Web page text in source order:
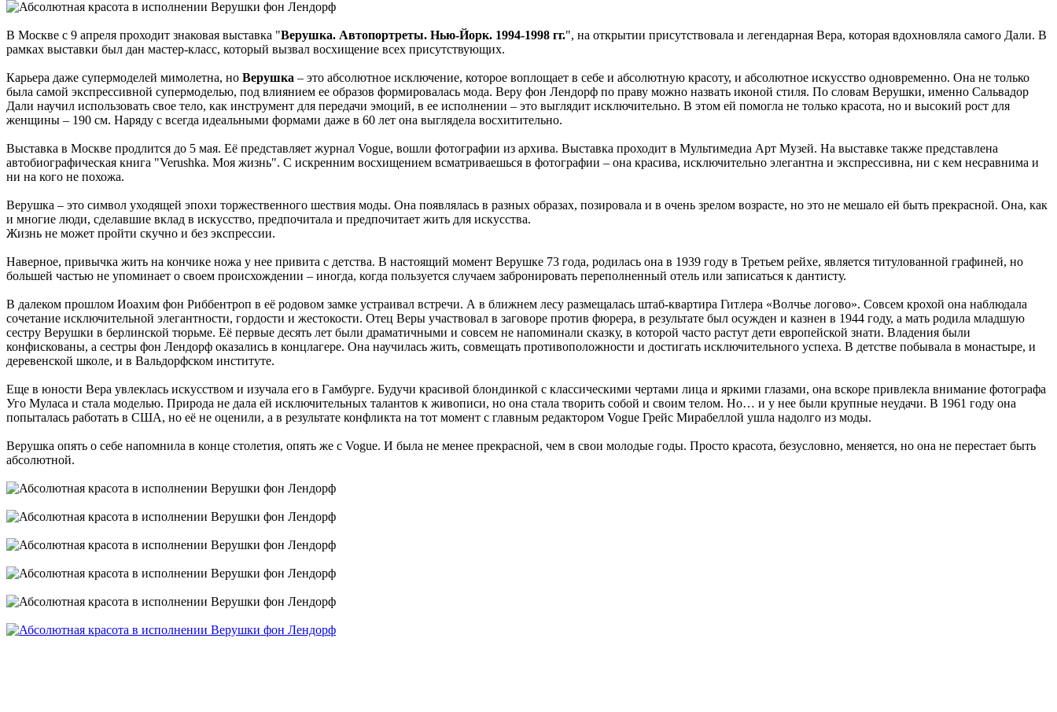
В Москве с 9 апреля проходит знаковая выставка "Верушка. Автопортреты. Нью-Йорк. 1994-1998 гг.", на открытии присутствовала и легендарная Вера, которая вдохновляла самого Дали. В
рамках выставки был дан мастер-класс, который вызвал восхищение всех присутствующих.
Карьера даже супермоделей мимолетна, но Верушка – это абсолютное исключение, которое воплощает в себе и абсолютную красоту, и абсолютное искусство одновременно. Она не только
была самой экспрессивной супермоделью, под влиянием ее образов формировалась мода. Веру фон Лендорф по праву можно назвать иконой стиля. По словам Верушки, именно Сальвадор
Дали научил использовать свое тело, как инструмент для передачи эмоций, в ее исполнении – это выглядит исключительно. В этом ей помогла не только красота, но и высокий рост для
женщины – 190 см. Наряду c всегда идеальными формами даже в 60 лет она выглядела восхитительно.
Выставка в Москве продлится до 5 мая. Её представляет журнал Vogue, вошли фотографии из архива. Выставка проходит в Мультимедиа Арт Музей. На выставке также представлена
автобиографическая книга "Verushka. Моя жизнь". С искренним восхищением всматриваешься в фотографии – она красива, исключительно элегантна и экспрессивна, ни с кем несравнима и
ни на кого не похожа.
Верушка – это символ уходящей эпохи торжественного шествия моды. Она появлялась в разных образах, позировала и в очень зрелом возрасте, но это не мешало ей быть прекрасной. Она, как
и многие люди, сделавшие вклад в искусство, предпочитала и предпочитает жить для искусства.
Жизнь не может пройти скучно и без экспрессии.
Наверное, привычка жить на кончике ножа у нее привита с детства. В настоящий момент Верушке 73 года, родилась она в 1939 году в Третьем рейхе, является титулованной графиней, но
большей частью не упоминает о своем происхождении – иногда, когда пользуется случаем забронировать переполненный отель или записаться к дантисту.
В далеком прошлом Иоахим фон Риббентроп в её родовом замке устраивал встречи. А в ближнем лесу размещалась штаб-квартира Гитлера «Волчье логово». Совсем крохой она наблюдала
сочетание исключительной элегантности, гордости и жестокости. Отец Веры участвовал в заговоре против фюрера, в результате был осужден и казнен в 1944 году, а мать родила младшую
сестру Верушки в берлинской тюрьме. Её первые десять лет были драматичными и совсем не напоминали сказку, в которой часто растут дети европейской знати. Владения были
конфискованы, а сестры фон Лендорф оказались в концлагере. Она научилась жить, совмещать противоположности и достигать исключительного успеха. В детстве побывала в монастыре, и
деревенской школе, и в Вальдорфском институте.
Еще в юности Вера увлеклась искусством и изучала его в Гамбурге. Будучи красивой блондинкой с классическими чертами лица и яркими глазами, она вскоре привлекла внимание фотографа
Уго Муласа и стала моделью. Природа не дала ей исключительных талантов к живописи, но она стала творить собой и своим телом. Но… и у нее были крупные неудачи. В 1961 году она
попыталась работать в США, но её не оценили, а в результате конфликта на тот момент с главным редактором Vogue Грейс Мирабеллой ушла надолго из моды.
Верушка опять о себе напомнила в конце столетия, опять же с Vogue. И была не менее прекрасной, чем в свои молодые годы. Просто красота, безусловно, меняется, но она не перестает быть
абсолютной.